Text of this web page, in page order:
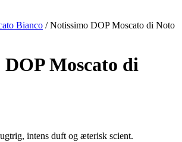
Bianco / Notissimo DOP Moscato di Noto
Moscato di
intens duft og æterisk scient.